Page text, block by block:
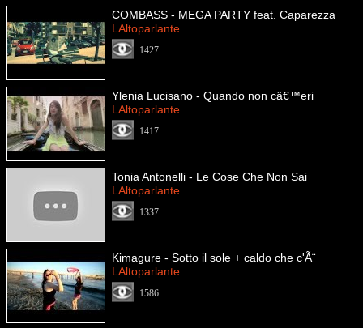
COMBASS - MEGA PARTY feat. Caparezza
LAltoparlante
1427
Ylenia Lucisano - Quando non câ€™eri
LAltoparlante
1417
Tonia Antonelli - Le Cose Che Non Sai
LAltoparlante
1337
Kimagure - Sotto il sole + caldo che c'Ã¨
LAltoparlante
1586